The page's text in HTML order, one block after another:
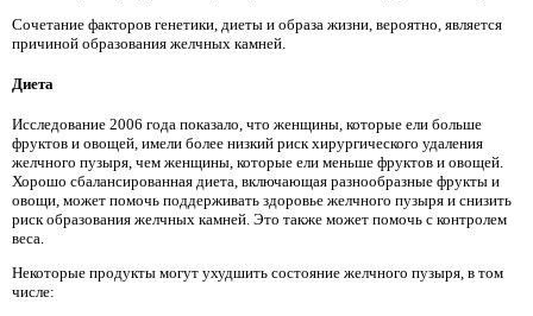
Сочетание факторов генетики, диеты и образа жизни, вероятно, является
причиной образования желчных камней.
Диета
Исследование 2006 года показало, что женщины, которые ели больше
фруктов и овощей, имели более низкий риск хирургического удаления
желчного пузыря, чем женщины, которые ели меньше фруктов и овощей.
Хорошо сбалансированная диета, включающая разнообразные фрукты и
овощи, может помочь поддерживать здоровье желчного пузыря и снизить
риск образования желчных камней. Это также может помочь с контролем
веса.
Некоторые продукты могут ухудшить состояние желчного пузыря, в том
числе: